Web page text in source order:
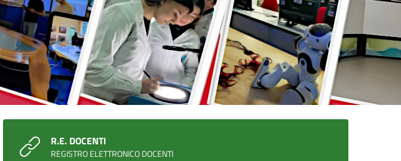
R.E. DOCENTI
REGISTRO ELETTRONICO DOCENTI